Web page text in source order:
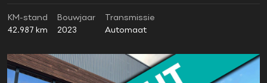
KM-stand
42.987 km
Bouwjaar
2023
Transmissie
Automaat